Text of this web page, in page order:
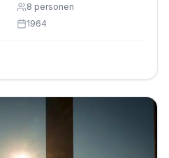
8 personen
1964